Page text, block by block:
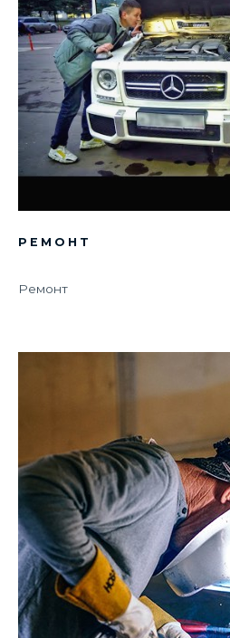
РЕМОНТ
Ремонт